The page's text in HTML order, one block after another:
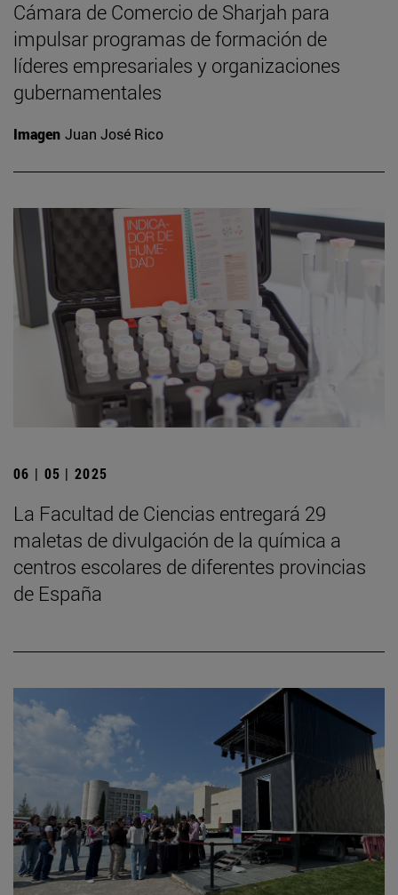
Cámara de Comercio de Sharjah para
impulsar programas de formación de
líderes empresariales y organizaciones
gubernamentales
Imagen Juan José Rico
06 | 05 | 2025
La Facultad de Ciencias entregará 29
maletas de divulgación de la química a
centros escolares de diferentes provincias
de España